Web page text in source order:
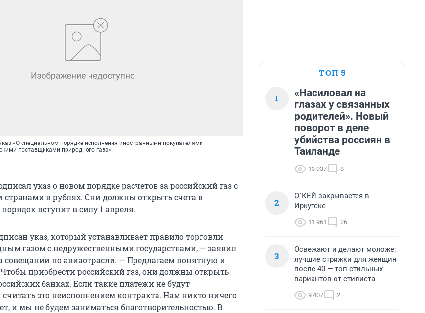
«О специальном порядке исполнения иностранными покупателями
поставщиками природного газа»
указ о новом порядке расчетов за российский газ с
в рублях. Они должны открыть счета в
вступит в силу 1 апреля.
указ, который устанавливает правило торговли
газом с недружественными государствами, — заявил
по авиаотрасли. — Предлагаем понятную и
приобрести российский газ, они должны открыть
банках. Если такие платежи не будут
считать это неисполнением контракта. Нам никто ничего
и мы не будем заниматься благотворительностью. В
ТОП 5
1
«Насиловал на
глазах у связанных
родителей». Новый
поворот в деле
убийства россиян в
Таиланде
13 937 8
2
О`КЕЙ закрывается в
Иркутске
11 961 26
3
Освежают и делают моложе:
лучшие стрижки для женщин
после 40 — топ стильных
вариантов от стилиста
9 407 2